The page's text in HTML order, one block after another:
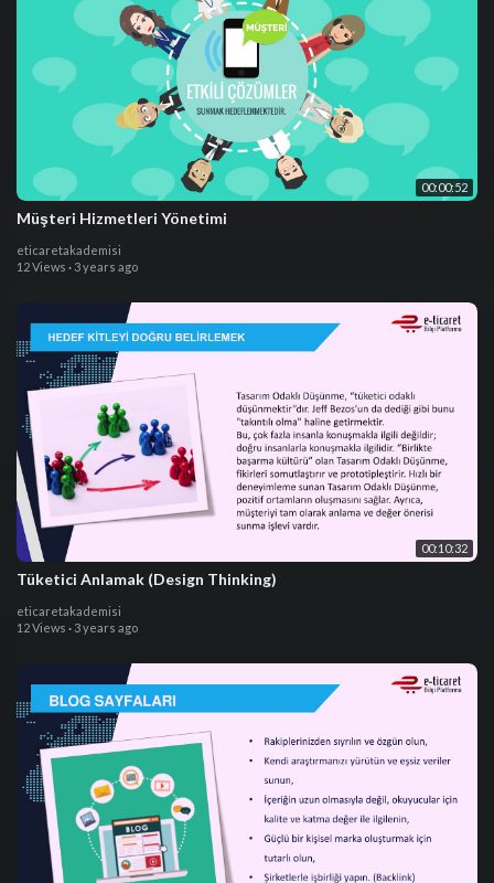
00:00:52
Müşteri Hizmetleri Yönetimi
eticaretakademisi
12 Views · 3 years ago
00:10:32
Tüketici Anlamak (Design Thinking)
eticaretakademisi
12 Views · 3 years ago